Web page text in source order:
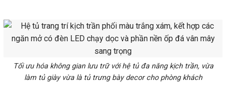
Tối ưu hóa không gian lưu trữ với hệ tủ đa năng kịch trần, vừa
làm tủ giày vừa là tủ trưng bày decor cho phòng khách